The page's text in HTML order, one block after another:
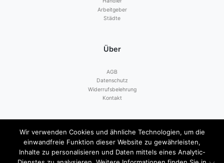
Arbeitgeber
Städte
Über
AGB
Datenschutz
Widerrufsbelehrung
Kontakt
Zahlen mit
Wir verwenden Cookies und ähnliche Technologien, um die
einwandfreie Funktion dieser Website zu gewährleisten,
Inhalte zu personalisieren und Daten mittels eines Analytic-